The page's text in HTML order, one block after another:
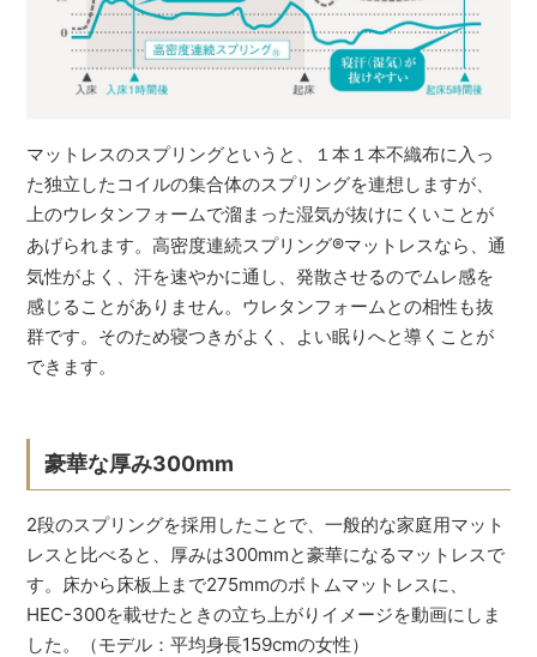
マットレスのスプリングというと、１本１本不織布に入っ
た独立したコイルの集合体のスプリングを連想しますが、
上のウレタンフォームで溜まった湿気が抜けにくいことが
あげられます。高密度連続スプリング®マットレスなら、通
気性がよく、汗を速やかに通し、発散させるのでムレ感を
感じることがありません。ウレタンフォームとの相性も抜
群です。そのため寝つきがよく、よい眠りへと導くことが
できます。
豪華な厚み300mm
2段のスプリングを採用したことで、一般的な家庭用マット
レスと比べると、厚みは300mmと豪華になるマットレスで
す。床から床板上まで275mmのボトムマットレスに、
HEC-300を載せたときの立ち上がりイメージを動画にしま
した。（モデル：平均身長159cmの女性）